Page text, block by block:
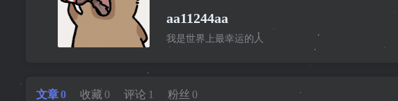
aa11244aa
我是世界上最幸运的人
文章0 收藏 0 评论 1 粉丝 0